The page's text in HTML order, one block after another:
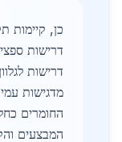
כן, קיימות
דרישות
דרישות
מדגישות
החומרים
המבצעים